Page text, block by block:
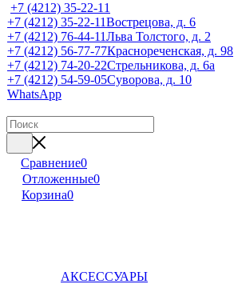
+7 (4212) 35-22-11
+7 (4212) 35-22-11Вострецова, д. 6
+7 (4212) 76-44-11Льва Толстого, д. 2
+7 (4212) 56-77-77Краснореченская, д. 98
+7 (4212) 74-20-22Стрельникова, д. 6а
+7 (4212) 54-59-05Суворова, д. 10
WhatsApp
Сравнение0
Отложенные0
Корзина0
АКСЕССУАРЫ